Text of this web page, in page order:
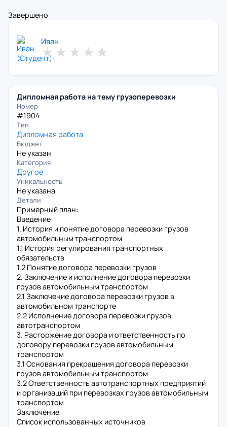
Завершено
Иван
★ ★ ★ ★ ★
Дипломная работа на тему грузоперевозки
Номер
#1904
Тип
Дипломная работа
Бюджет
Не указан
Категория
Другое
Уникальность
Не указана
Детали
Примерный план:
Введение
1. История и понятие договора перевозки грузов
автомобильным транспортом
1.1 История регулирования транспортных
обязательств
1.2 Понятие договора перевозки грузов
2. Заключение и исполнение договора перевозки
грузов автомобильным транспортом
2.1 Заключение договора перевозки грузов в
автомобильном транспорте
2.2 Исполнение договора перевозки грузов
автотранспортом
3. Расторжение договора и ответственность по
договору перевозки грузов автомобильным
транспортом
3.1 Основания прекращения договора перевозки
грузов автомобильным транспортом
3.2 Ответственность автотранспортных предприятий
и организаций при перевозках грузов автомобильным
транспортом
Заключение
Список использованных источников